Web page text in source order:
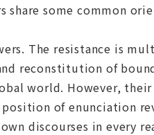
some common
The resistance is
reconstitution of
world. However,
of enunciation
discourses in every